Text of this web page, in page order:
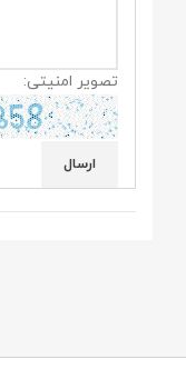
تصویر امنیتی: